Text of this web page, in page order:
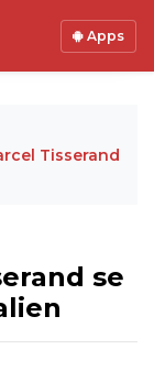
Apps
Tisserand
se